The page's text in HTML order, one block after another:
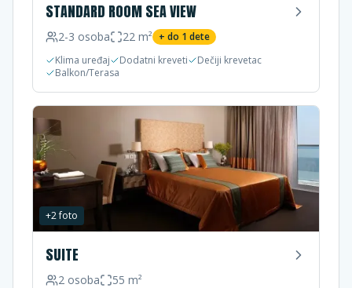
STANDARD ROOM SEA VIEW
2-3 osoba 22 m² + do 1 dete
Klima uređaj
Dodatni kreveti
Dečiji krevetac
Balkon/Terasa
+2foto
SUITE
2 osoba 55 m²